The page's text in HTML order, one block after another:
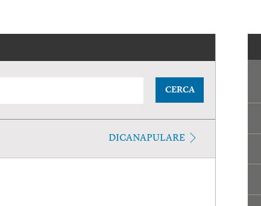
CERCA
DICANAPULARE